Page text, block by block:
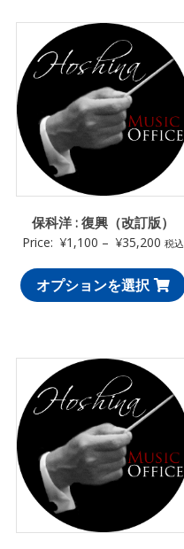
保科洋 : 復興（改訂版）
Price: ¥1,100 – ¥35,200 税込
オプションを選択